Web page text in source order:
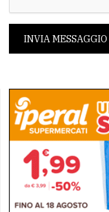
INVIA MESSAGGIO